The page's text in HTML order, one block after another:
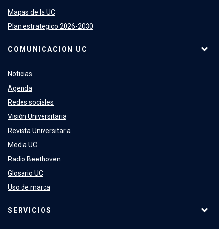
Mapas de la UC
Plan estratégico 2026-2030
COMUNICACIÓN UC
Noticias
Agenda
Redes sociales
Visión Universitaria
Revista Universitaria
Media UC
Radio Beethoven
Glosario UC
Uso de marca
SERVICIOS